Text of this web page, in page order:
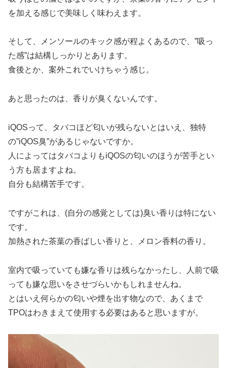
を加える感じで美味しく味わえます。
そして、メンソールのキック感が程よくあるので、”吸っ
た感”は結構しっかりとあります。
食後とか、案外これでいけちゃう感じ。
あと思ったのは、香りが臭くないんです。
iQOSって、タバコほど匂いが残らないとはいえ、独特
の”iQOS臭”があるじゃないですか。
人によってはタバコよりもiQOSの匂いのほうが苦手とい
う方も居ますよね。
自分も結構苦手です。
ですがこれは、(自分の感覚としては)臭い香りは特にない
です。
加熱された茶葉の香ばしい香りと、メロン香料の香り。
室内で吸っていても嫌な香りは残らなかったし、人前で吸
っても嫌な思いをさせづらいかもしれませんね。
とはいえ何らかの匂いや煙を出す物なので、あくまで
TPOはわきまえて使用する必要はあると思いますが。